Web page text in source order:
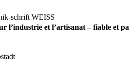
l’industrie et l’artisanat – fiable et